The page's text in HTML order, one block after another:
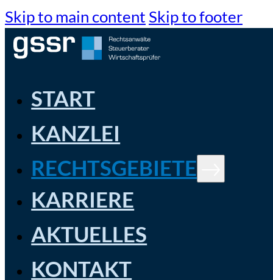
Skip to main content Skip to footer
START
KANZLEI
RECHTSGEBIETE
KARRIERE
AKTUELLES
KONTAKT